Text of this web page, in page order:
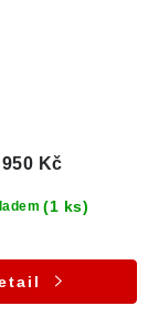
(1 ks)
950 Kč